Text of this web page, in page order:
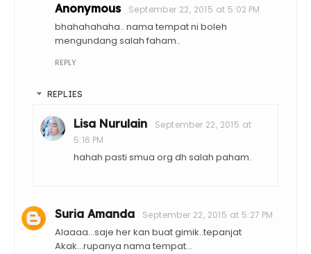
Anonymous September 22, 2015 at 5:02 PM
bhahahahaha.. nama tempat ni boleh
mengundang salah faham..
REPLY
REPLIES
Lisa Nurulain
September 22, 2015 at
5:16 PM
hahah pasti smua org dh salah paham.
Suria Amanda September 22, 2015 at 5:27 PM
Alaaaa...saje her kan buat gimik..tepanjat
Akak...rupanya nama tempat...